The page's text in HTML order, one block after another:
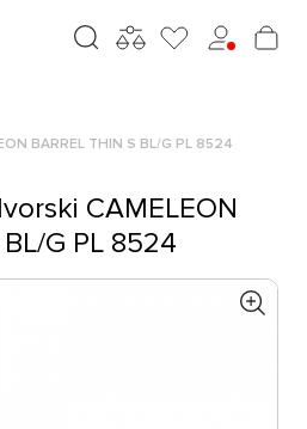
BARREL THIN S BL/G PL 8524
CAMELEON
G PL 8524